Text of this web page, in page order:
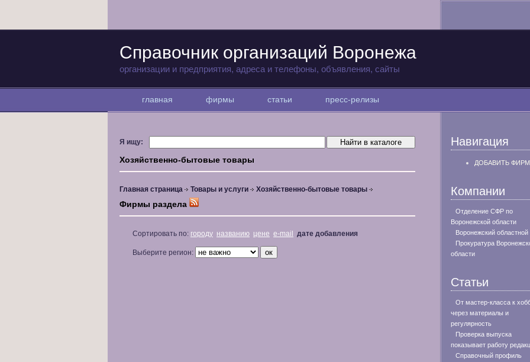
Справочник организаций Воронежа
организации и предприятия, адреса и телефоны, объявления, сайты
главная фирмы статьи пресс-релизы
Я ищу:
Хозяйственно-бытовые товары
Главная страница Товары и услуги Хозяйственно-бытовые товары
Фирмы раздела
Сортировать по: городу названию цене e-mail дате добавления
Выберите регион:
Навигация
ДОБАВИТЬ
Компании
Отделение СФР по
Воронежской области
Воронежский областной
Прокуратура
области
Статьи
От мастер-класса к
через материалы и
регулярность
Проверка выпуска
показывает работу
Справочный профиль